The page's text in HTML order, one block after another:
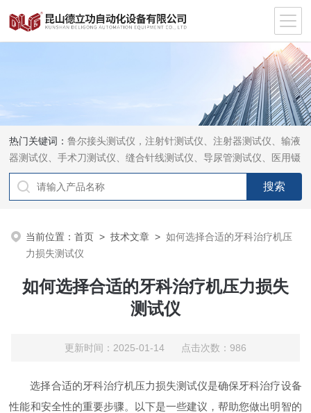
热门关键词：鲁尔接头测试仪，注射针测试仪、注射器测试仪、输液
器测试仪、手术刀测试仪、缝合针线测试仪、导尿管测试仪、医用镊
钳测试仪、导引管导丝测试仪、针灸针测试仪、留置针测试仪
当前位置：首页 >技术文章 >如何选择合适的牙科治疗机压
力损失测试仪
如何选择合适的牙科治疗机压力损失
测试仪
更新时间：2025-01-14 点击次数：986
选择合适的牙科治疗机压力损失测试仪是确保牙科治疗设备
性能和安全性的重要步骤。以下是一些建议，帮助您做出明智的